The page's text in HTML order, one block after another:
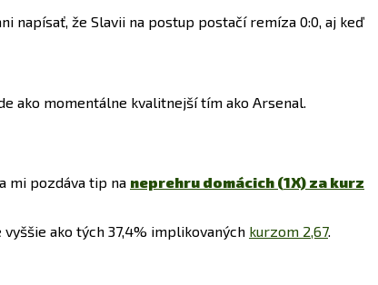
napísať, že Slavii na postup postačí remíza 0:0, aj keď
ako momentálne kvalitnejší tím ako Arsenal.
mi pozdáva tip na neprehru domácich (1X) za kurz
ako tých 37,4% implikovaných kurzom 2,67.